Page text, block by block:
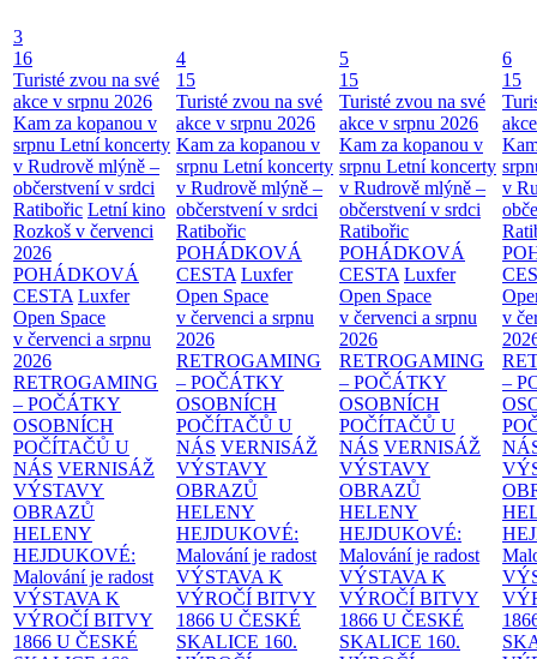
3
16
Turisté zvou na své
akce v srpnu 2026
Kam za kopanou v
srpnu Letní koncerty
v Rudrově mlýně –
občerstvení v srdci
Ratibořic Letní kino
Rozkoš v červenci
2026
POHÁDKOVÁ
CESTA Luxfer
Open Space
v červenci a srpnu
2026
RETROGAMING
– POČÁTKY
OSOBNÍCH
POČÍTAČŮ U
NÁS VERNISÁŽ
VÝSTAVY
OBRAZŮ
HELENY
HEJDUKOVÉ:
Malování je radost
VÝSTAVA K
VÝROČÍ BITVY
1866 U ČESKÉ
4
15
Turisté zvou na své
akce v srpnu 2026
Kam za kopanou v
srpnu Letní koncerty
v Rudrově mlýně –
občerstvení v srdci
Ratibořic
POHÁDKOVÁ
CESTA Luxfer
Open Space
v červenci a srpnu
2026
RETROGAMING
– POČÁTKY
OSOBNÍCH
POČÍTAČŮ U
NÁS VERNISÁŽ
VÝSTAVY
OBRAZŮ
HELENY
HEJDUKOVÉ:
Malování je radost
VÝSTAVA K
VÝROČÍ BITVY
1866 U ČESKÉ
SKALICE 160.
5
15
Turisté zvou na své
akce v srpnu 2026
Kam za kopanou v
srpnu Letní koncerty
v Rudrově mlýně –
občerstvení v srdci
Ratibořic
POHÁDKOVÁ
CESTA Luxfer
Open Space
v červenci a srpnu
2026
RETROGAMING
– POČÁTKY
OSOBNÍCH
POČÍTAČŮ U
NÁS VERNISÁŽ
VÝSTAVY
OBRAZŮ
HELENY
HEJDUKOVÉ:
Malování je radost
VÝSTAVA K
VÝROČÍ BITVY
1866 U ČESKÉ
SKALICE 160.
6
15
v
v
–